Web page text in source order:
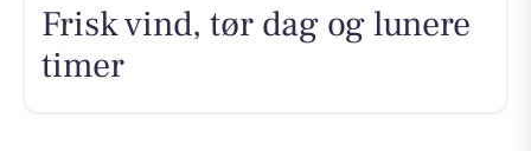
Frisk vind, tør dag og lunere
timer